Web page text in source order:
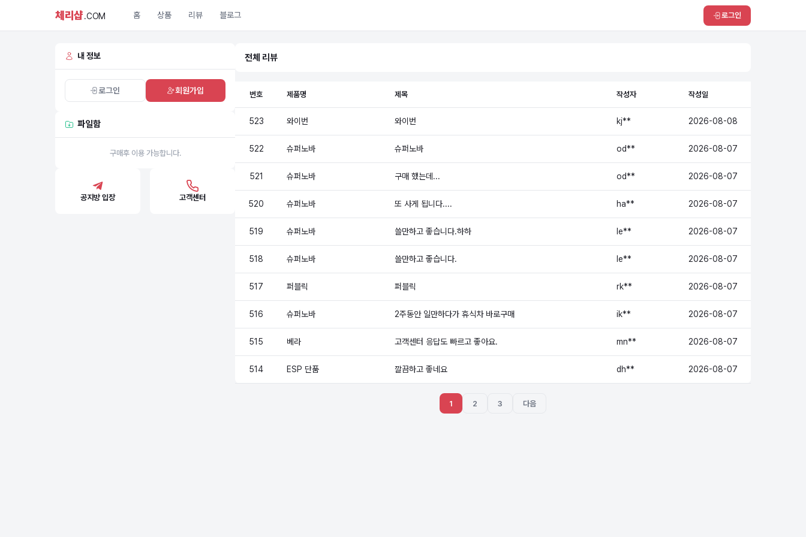
체리샵.COM 홈 상품 리뷰 블로그 로그인
내 정보
로그인 회원가입
파일함
구매후 이용 가능합니다.
공지방 입장 고객센터
전체 리뷰
번호 제품명 제목 작성자 작성일
523 와이번 와이번 kj** 2026-08-08
522 슈퍼노바 슈퍼노바 od** 2026-08-07
521 슈퍼노바 구매 했는데... od** 2026-08-07
520 슈퍼노바 또 사게 됩니다.... ha** 2026-08-07
519 슈퍼노바 쓸만하고 좋습니다.하하 le** 2026-08-07
518 슈퍼노바 쓸만하고 좋습니다. le** 2026-08-07
517 퍼블릭 퍼블릭 rk** 2026-08-07
516 슈퍼노바 2주동안 일만하다가 휴식차 바로구매 ik** 2026-08-07
515 베라 고객센터 응답도 빠르고 좋아요. mn** 2026-08-07
514 ESP 단품 깔끔하고 좋네요 dh** 2026-08-07
1 2 3 다음